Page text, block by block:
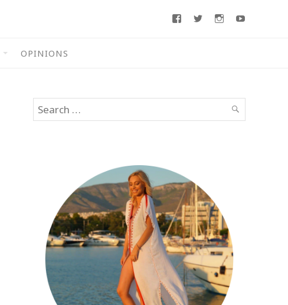
FacebookTwitterInstagram
OPINIONS
Search
for:
SEARCH